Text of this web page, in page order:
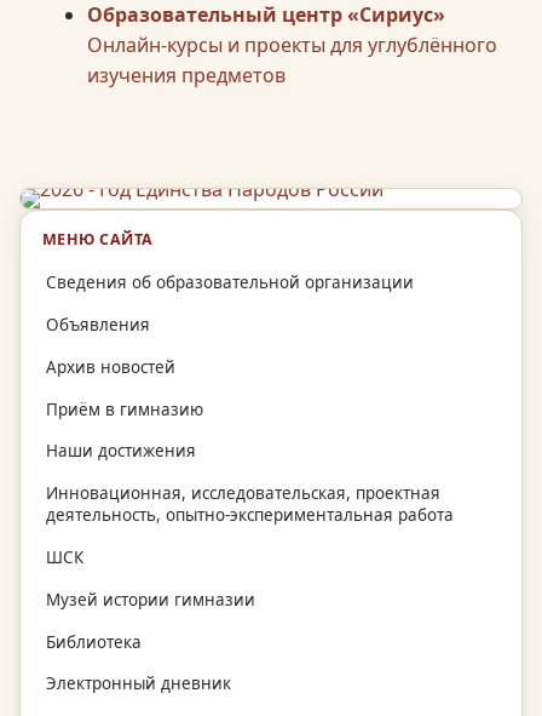
Образовательный центр «Сириус»
Онлайн-курсы и проекты для углублённого
изучения предметов
МЕНЮ САЙТА
Сведения об образовательной организации
Объявления
Архив новостей
Приём в гимназию
Наши достижения
Инновационная, исследовательская, проектная
деятельность, опытно-экспериментальная работа
ШСК
Музей истории гимназии
Библиотека
Электронный дневник